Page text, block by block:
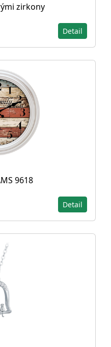
zirkony
Detail
9618
Detail